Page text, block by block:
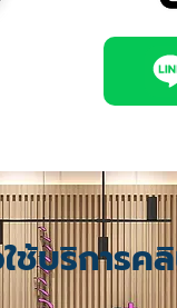
บริการค